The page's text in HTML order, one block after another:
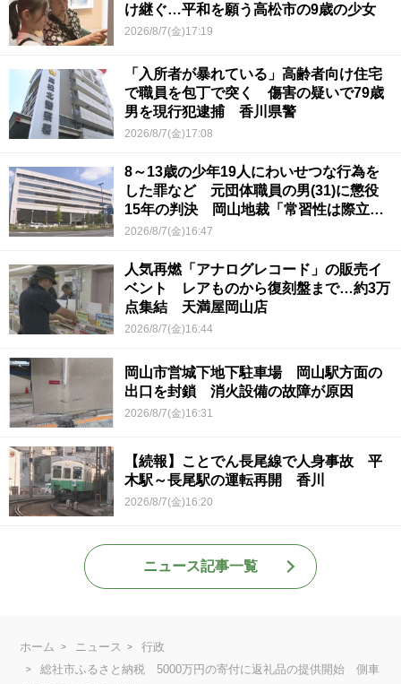
け継ぐ…平和を願う高松市の9歳の少女
2026/8/7(金)17:19
「入所者が暴れている」高齢者向け住宅
で職員を包丁で突く 傷害の疑いで79歳
男を現行犯逮捕 香川県警
2026/8/7(金)17:08
8～13歳の少年19人にわいせつな行為を
した罪など 元団体職員の男(31)に懲役
15年の判決 岡山地裁「常習性は際立っ
ていて被害結果も非常に重い」
2026/8/7(金)16:47
人気再燃「アナログレコード」の販売イ
ベント レアものから復刻盤まで…約3万
点集結 天満屋岡山店
2026/8/7(金)16:44
岡山市営城下地下駐車場 岡山駅方面の
出口を封鎖 消火設備の故障が原因
2026/8/7(金)16:31
【続報】ことでん長尾線で人身事故 平
木駅～長尾駅の運転再開 香川
2026/8/7(金)16:20
ニュース記事一覧
ホーム ニュース
行政
総社市ふるさと納税 5000万円の寄付に返礼品の提供開始 側車